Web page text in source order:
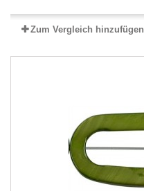
Zum Vergleich hinzufügen